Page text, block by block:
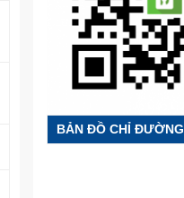
BẢN ĐỒ CHỈ ĐƯỜNG